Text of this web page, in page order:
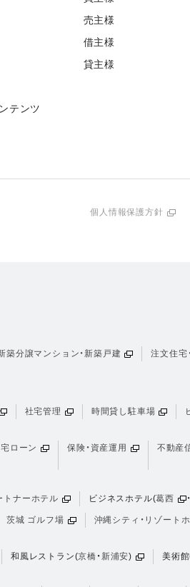
テンツ
売主様
借主様
貸主様
個人情報保護方針
築分譲マンション・新築戸建 注文住宅
社宅管理 時間貸し駐車場
ローン 保険・資産運用 不動産
トナーホテル ビジネスホテル(葛西 ・
茨城 ゴルフ場 沖縄シティ・リゾート
和風レストラン(京橋 ・ 新浦安) 美術